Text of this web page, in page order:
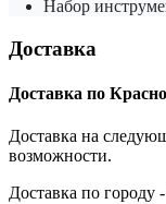
Набор
Доставка
Доставка по
Доставка на
возможности.
Доставка по городу -